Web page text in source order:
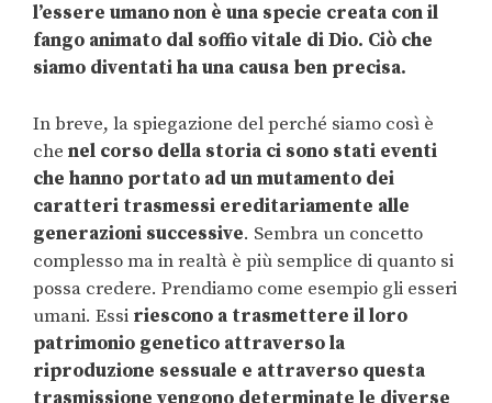
l’essere umano non è una specie creata con il
fango animato dal soffio vitale di Dio. Ciò che
siamo diventati ha una causa ben precisa.
In breve, la spiegazione del perché siamo così è
che nel corso della storia ci sono stati eventi
che hanno portato ad un mutamento dei
caratteri trasmessi ereditariamente alle
generazioni successive. Sembra un concetto
complesso ma in realtà è più semplice di quanto si
possa credere. Prendiamo come esempio gli esseri
umani. Essi riescono a trasmettere il loro
patrimonio genetico attraverso la
riproduzione sessuale e attraverso questa